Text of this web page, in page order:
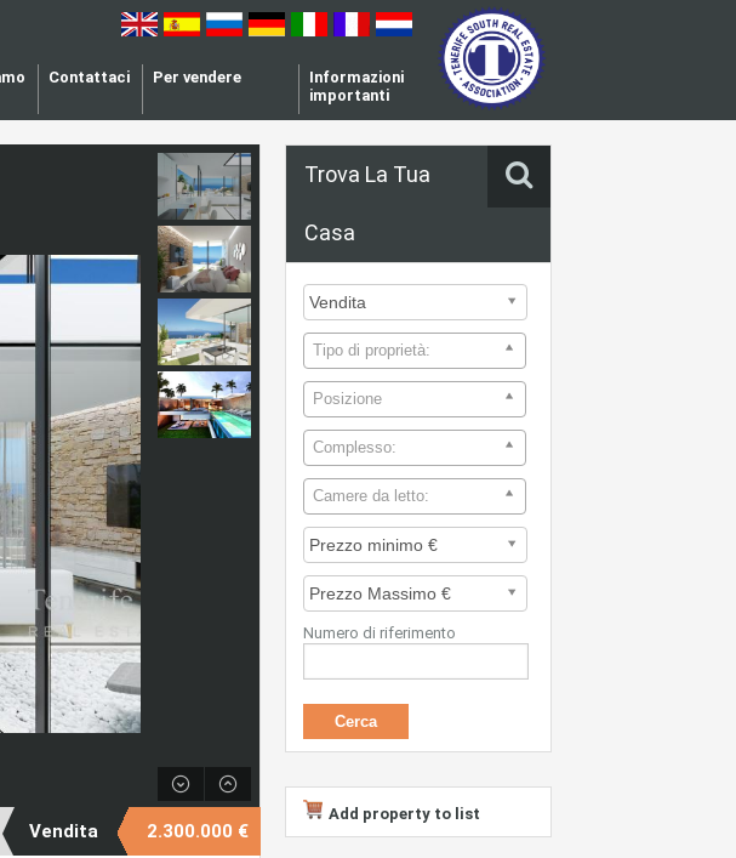
Contattaci Per vendere
Informazioni
importanti
Vendita 2.300.000 €
Trova La Tua
Casa
Tipo di proprietà:
Posizione
Complesso:
Camere da letto:
Numero di riferimento
Add property to list